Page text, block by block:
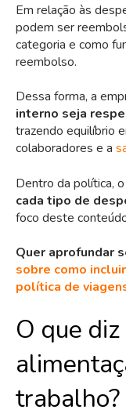
Em relação às
podem ser
categoria e como
reembolso.
Dessa forma, a
interno seja
trazendo equilíbrio
colaboradores e a
Dentro da política,
cada tipo de
foco deste
Quer aprofundar
sobre como
política de
O que
trabalho?